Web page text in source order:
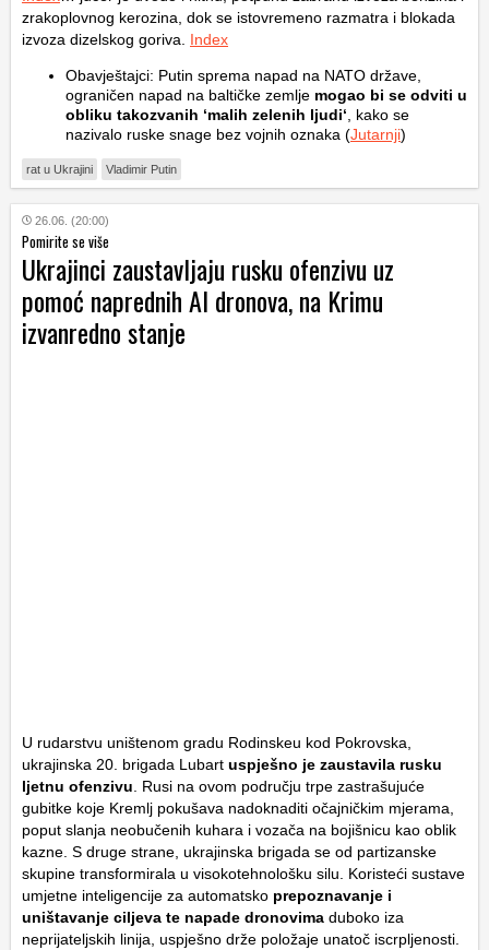
zrakoplovnog kerozina, dok se istovremeno razmatra i blokada
izvoza dizelskog goriva. Index
Obavještajci: Putin sprema napad na NATO države,
ograničen napad na baltičke zemlje mogao bi se odviti u
obliku takozvanih ‘malih zelenih ljudi‘, kako se
nazivalo ruske snage bez vojnih oznaka (Jutarnji)
rat u Ukrajini Vladimir Putin
26.06. (20:00)
Pomirite se više
Ukrajinci zaustavljaju rusku ofenzivu uz
pomoć naprednih AI dronova, na Krimu
izvanredno stanje
U rudarstvu uništenom gradu Rodinskeu kod Pokrovska,
ukrajinska 20. brigada Lubart uspješno je zaustavila rusku
ljetnu ofenzivu. Rusi na ovom području trpe zastrašujuće
gubitke koje Kremlj pokušava nadoknaditi očajničkim mjerama,
poput slanja neobučenih kuhara i vozača na bojišnicu kao oblik
kazne. S druge strane, ukrajinska brigada se od partizanske
skupine transformirala u visokotehnološku silu. Koristeći sustave
umjetne inteligencije za automatsko prepoznavanje i
uništavanje ciljeva te napade dronovima duboko iza
neprijateljskih linija, uspješno drže položaje unatoč iscrpljenosti.